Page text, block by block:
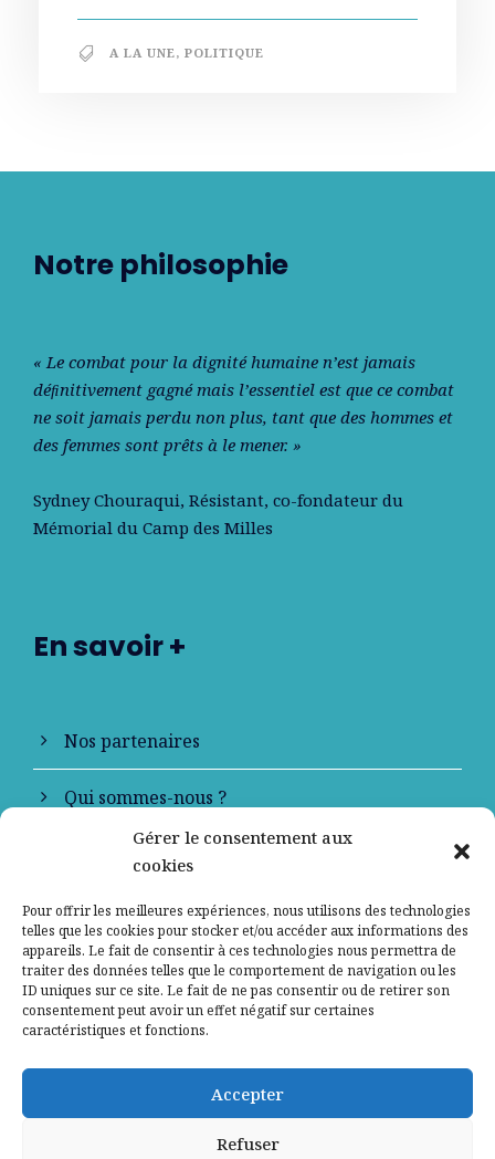
Gérer le consentement aux
cookies
Pour offrir les meilleures expériences, nous utilisons des technologies
telles que les cookies pour stocker et/ou accéder aux informations des
appareils. Le fait de consentir à ces technologies nous permettra de
traiter des données telles que le comportement de navigation ou les
ID uniques sur ce site. Le fait de ne pas consentir ou de retirer son
consentement peut avoir un effet négatif sur certaines
caractéristiques et fonctions.
Accepter
Refuser
A LA UNE, POLITIQUE
Notre philosophie
« Le combat pour la dignité humaine n’est jamais
déﬁnitivement gagné mais l’essentiel est que ce combat
ne soit jamais perdu non plus, tant que des hommes et
des femmes sont prêts à le mener. »
Sydney Chouraqui, Résistant, co-fondateur du
Mémorial du Camp des Milles
En savoir +
Nos partenaires
Qui sommes-nous ?
Contactez-nous
Mentions légales
Politique de confidentialité